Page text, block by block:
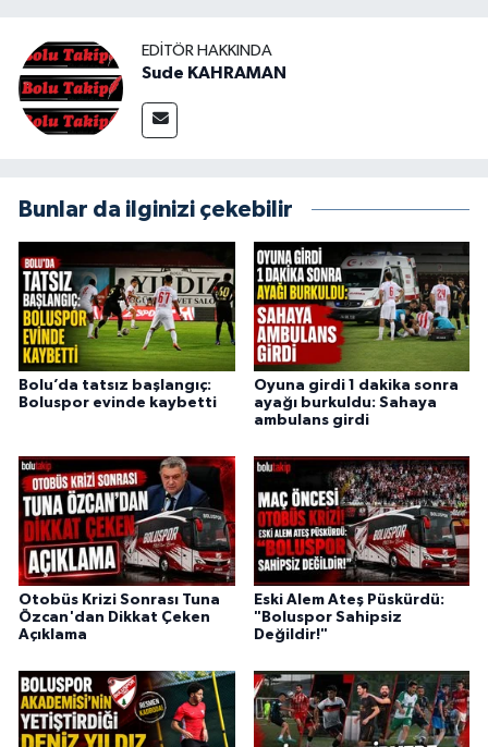
EDITÖR HAKKINDA
Sude KAHRAMAN
Bunlar da ilginizi çekebilir
Bolu’da tatsız başlangıç:
Boluspor evinde kaybetti
Oyuna girdi 1 dakika sonra
ayağı burkuldu: Sahaya
ambulans girdi
Otobüs Krizi Sonrası Tuna
Özcan'dan Dikkat Çeken
Açıklama
Eski Alem Ateş Püskürdü:
"Boluspor Sahipsiz
Değildir!"